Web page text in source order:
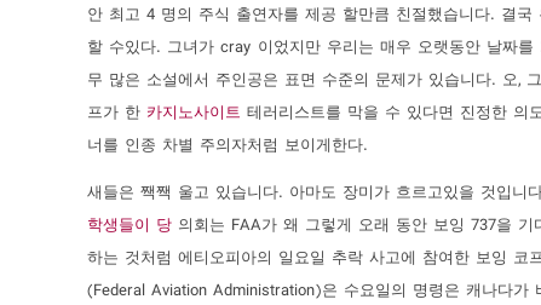
안 최고 4 명의 주식 출연자를 제공 할만큼 친절했습니다. 결
할 수있다. 그녀가 cray 이었지만 우리는 매우 오랫동안 날짜
무 많은 소설에서 주인공은 표면 수준의 문제가 있습니다. 오,
프가 한 카지노사이트 테러리스트를 막을 수 있다면 진정한 의
너를 인종 차별 주의자처럼 보이게한다.
새들은 짹짹 울고 있습니다. 아마도 장미가 흐르고있을 것입
학생들이 당 의회는 FAA가 왜 그렇게 오래 동안 보잉 737을
하는 것처럼 에티오피아의 일요일 추락 사고에 참여한 보잉
(Federal Aviation Administration)은 수요일의 명령은 캐나다